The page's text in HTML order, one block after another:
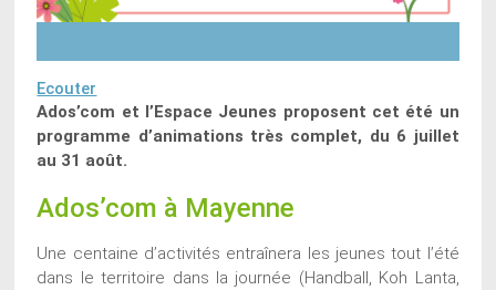
Ecouter
Ados’com et l’Espace Jeunes proposent cet été un
programme d’animations très complet, du 6 juillet
au 31 août.
Ados’com à Mayenne
Une centaine d’activités entraînera les jeunes tout l’été
dans le territoire dans la journée (Handball, Koh Lanta,